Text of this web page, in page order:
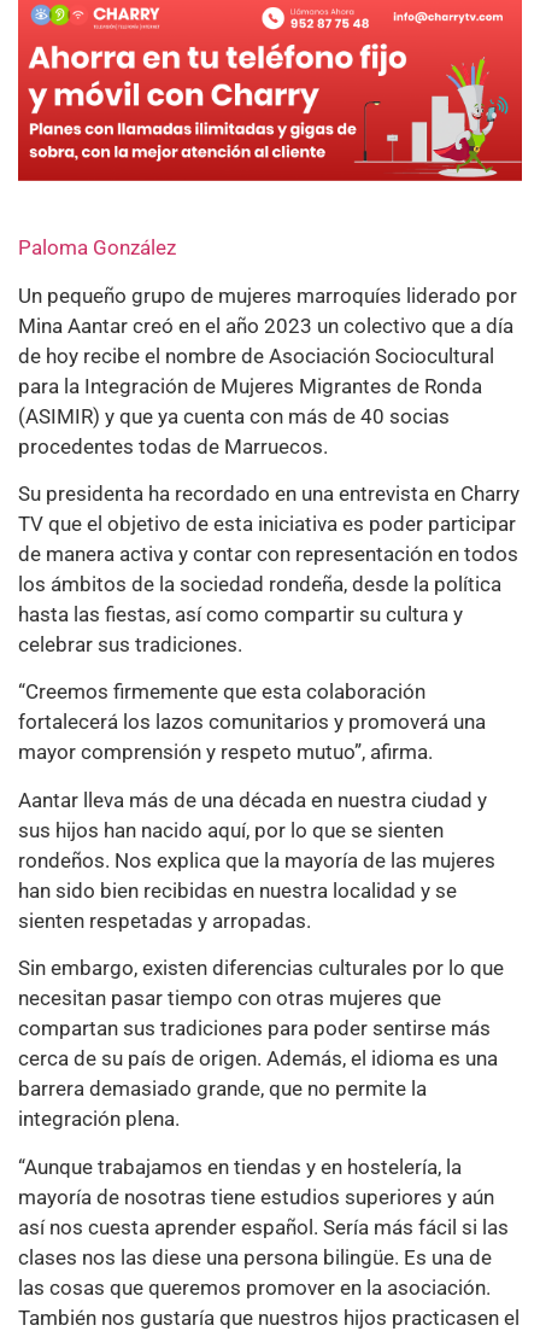
Paloma González
Un pequeño grupo de mujeres marroquíes liderado por
Mina Aantar creó en el año 2023 un colectivo que a día
de hoy recibe el nombre de Asociación Sociocultural
para la Integración de Mujeres Migrantes de Ronda
(ASIMIR) y que ya cuenta con más de 40 socias
procedentes todas de Marruecos.
Su presidenta ha recordado en una entrevista en Charry
TV que el objetivo de esta iniciativa es poder participar
de manera activa y contar con representación en todos
los ámbitos de la sociedad rondeña, desde la política
hasta las fiestas, así como compartir su cultura y
celebrar sus tradiciones.
“Creemos firmemente que esta colaboración
fortalecerá los lazos comunitarios y promoverá una
mayor comprensión y respeto mutuo”, afirma.
Aantar lleva más de una década en nuestra ciudad y
sus hijos han nacido aquí, por lo que se sienten
rondeños. Nos explica que la mayoría de las mujeres
han sido bien recibidas en nuestra localidad y se
sienten respetadas y arropadas.
Sin embargo, existen diferencias culturales por lo que
necesitan pasar tiempo con otras mujeres que
compartan sus tradiciones para poder sentirse más
cerca de su país de origen. Además, el idioma es una
barrera demasiado grande, que no permite la
integración plena.
“Aunque trabajamos en tiendas y en hostelería, la
mayoría de nosotras tiene estudios superiores y aún
así nos cuesta aprender español. Sería más fácil si las
clases nos las diese una persona bilingüe. Es una de
las cosas que queremos promover en la asociación.
También nos gustaría que nuestros hijos practicasen el